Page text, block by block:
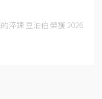
淬鍊 豆油伯 榮獲 2026